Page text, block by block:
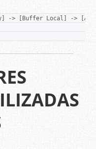
-> [Buffer Local] ->